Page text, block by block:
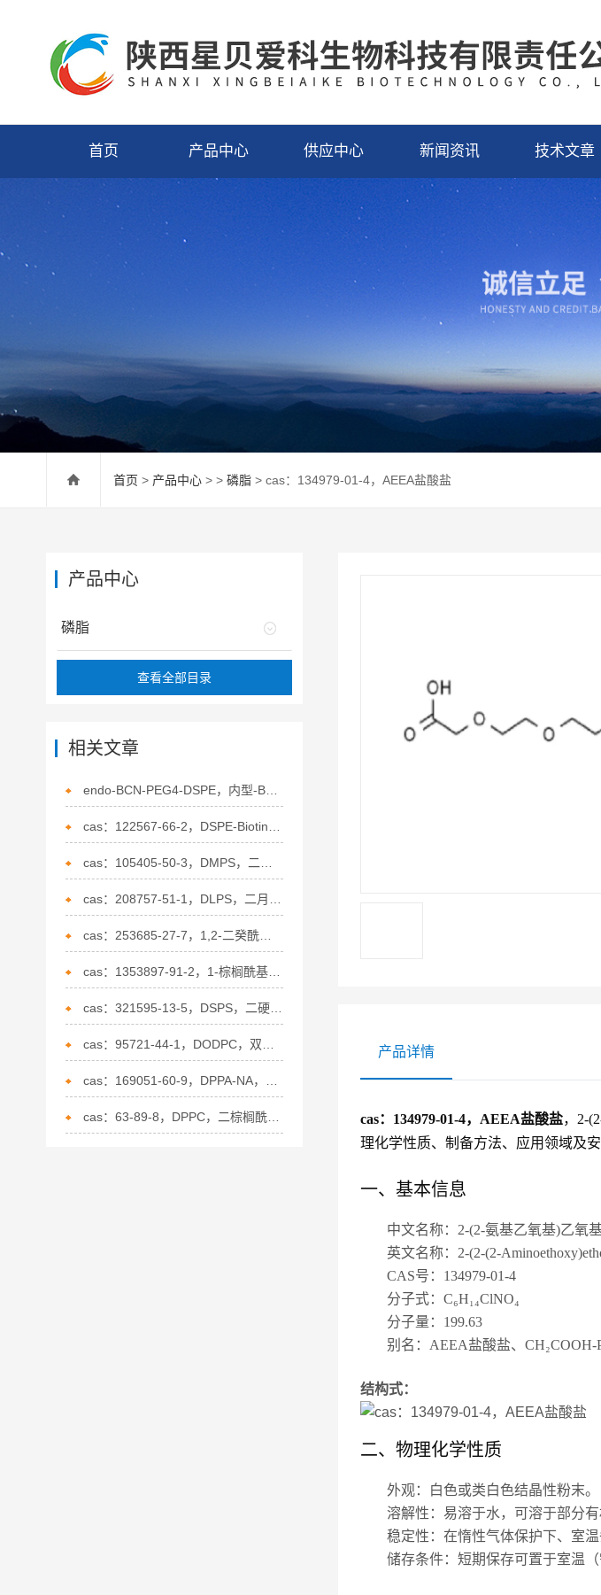
首页 产品中心 供应中心 新闻资讯 技术文章
首页 > 产品中心 > > 磷脂 > cas：134979-01-4，AEEA盐酸盐
产品详情
cas：134979-01-4，AEEA盐酸盐，2-
理化学性质、制备方法、应用领域及
一、基本信息
中文名称 ：2-(2-氨基乙氧基)乙氧
英文名称 ：2-(2-(2-
CAS号 ：134979-01-4
分子式：C₆H₁₄ClNO₄
分子量 ：199.63
别名 ：AEEA盐酸盐、CH₂COOH-
结构式：
二、物理化学性质
外观：白色或类白色结晶性粉末。
溶解性 ：易溶于水，可溶于部分
稳定性 ：在惰性气体保护下、室
储存条件：短期保存可置于室温
产品中心
磷脂
查看全部目录
相关文章
endo-BCN-PEG4-DSPE，内型-BCN-四聚乙二醇-二硬脂酰基磷脂酰乙醇胺的介绍
cas：253685-27-7，1,2-二癸酰基-sn-甘油-3-磷脂酰乙醇胺的应用
cas：1353897-91-2，1-棕榈酰基-2-炔丙基乙酰磷脂酰胆碱的描述
cas：321595-13-5，DSPS，二硬脂酰磷脂酰丝氨酸的介绍
cas：63-89-8，DPPC，二棕榈酰基卵磷脂的介绍